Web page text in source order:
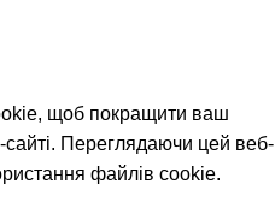
щоб покращити ваш
Переглядаючи цей веб-
файлів cookie.